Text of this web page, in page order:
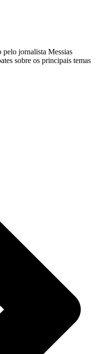
pelo jornalista Messias
sobre os principais temas